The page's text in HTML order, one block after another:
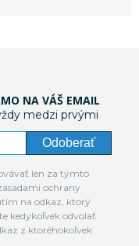
NA VÁŠ EMAIL
medzi prvými
Odoberať
len za týmto
ochrany
na odkaz, ktorý
kedykoľvek odvolať
z ktoréhokoľvek